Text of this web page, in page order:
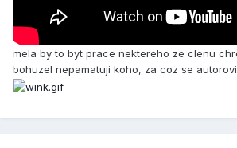
mela by to byt prace nektereho ze clenu
bohuzel nepamatuji koho, za coz se